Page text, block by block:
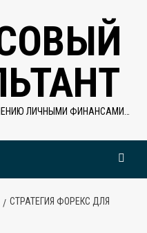
ЛИЧНЫМИ ФИНАНСАМИ…
СТРАТЕГИЯ ФОРЕКС ДЛЯ